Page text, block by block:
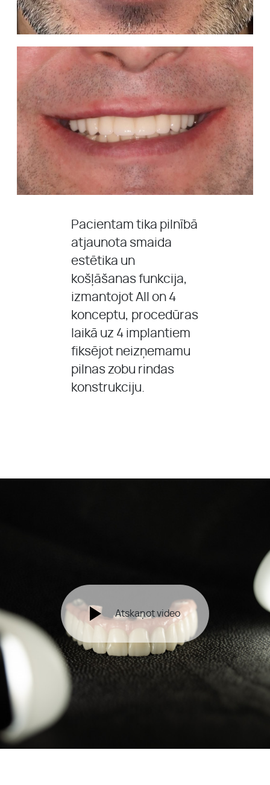
Pacientam tika pilnībā
atjaunota smaida
estētika un
košļāšanas funkcija,
izmantojot All on 4
konceptu, procedūras
laikā uz 4 implantiem
fiksējot neizņemamu
pilnas zobu rindas
konstrukciju.
Atskaņot video